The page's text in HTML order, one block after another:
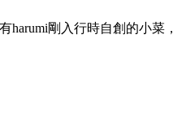
剛入行時自創的小菜，